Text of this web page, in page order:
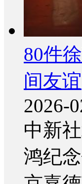
80件
间友谊
2026-
中新
鸿纪